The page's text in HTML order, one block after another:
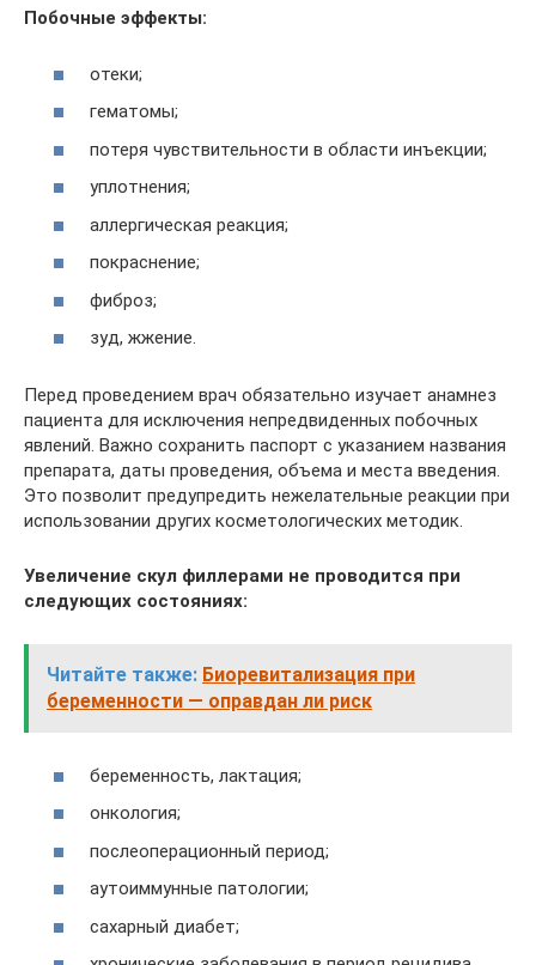
Побочные эффекты:
отеки;
гематомы;
потеря чувствительности в области инъекции;
уплотнения;
аллергическая реакция;
покраснение;
фиброз;
зуд, жжение.
Перед проведением врач обязательно изучает анамнез
пациента для исключения непредвиденных побочных
явлений. Важно сохранить паспорт с указанием названия
препарата, даты проведения, объема и места введения.
Это позволит предупредить нежелательные реакции при
использовании других косметологических методик.
Увеличение скул филлерами не проводится при
следующих состояниях:
Читайте также: Биоревитализация при
беременности — оправдан ли риск
беременность, лактация;
онкология;
послеоперационный период;
аутоиммунные патологии;
сахарный диабет;